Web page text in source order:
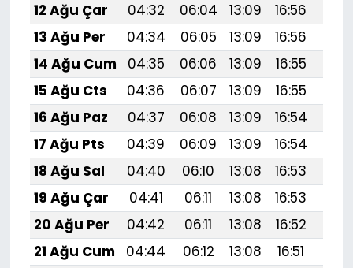
12 Ağu Çar
04:32 06:04 13:09 16:56
13 Ağu Per
04:34 06:05 13:09 16:56
14 Ağu Cum
04:35 06:06 13:09 16:55
15 Ağu Cts
04:36 06:07 13:09 16:55
16 Ağu Paz
04:37 06:08 13:09 16:54
17 Ağu Pts
04:39 06:09 13:09 16:54
18 Ağu Sal
04:40 06:10 13:08 16:53
19 Ağu Çar
04:41 06:11 13:08 16:53
20 Ağu Per
04:42 06:11 13:08 16:52
21 Ağu Cum
04:44 06:12 13:08 16:51